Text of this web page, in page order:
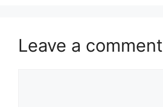
Leave a comment